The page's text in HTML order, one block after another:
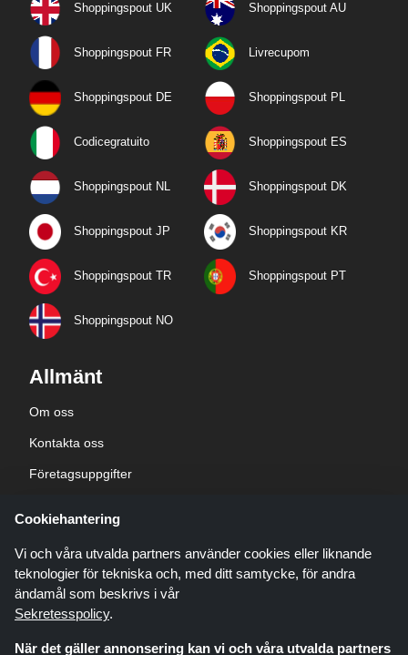
Shoppingspout UK Shoppingspout AU
Shoppingspout FR Livrecupom
Shoppingspout DE Shoppingspout PL
Codicegratuito Shoppingspout ES
Shoppingspout NL Shoppingspout DK
Shoppingspout JP Shoppingspout KR
Shoppingspout TR Shoppingspout PT
Shoppingspout NO
Allmänt
Om oss
Kontakta oss
Företagsuppgifter
Cookiehantering
Vi och våra utvalda partners använder cookies eller liknande
teknologier för tekniska och, med ditt samtycke, för andra
ändamål som beskrivs i vår
Sekretesspolicy.
När det gäller annonsering kan vi och våra utvalda partners